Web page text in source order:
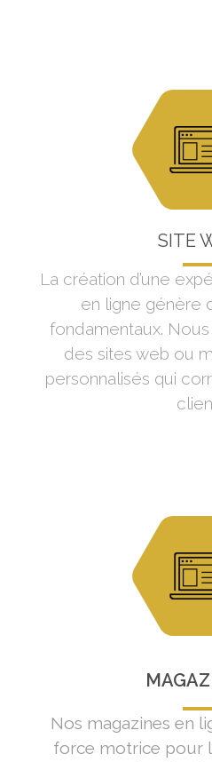
SITE
La création d’une
en ligne génère
fondamentaux.
des sites web ou
personnalisés qui
Nos magazines en
force motrice pour